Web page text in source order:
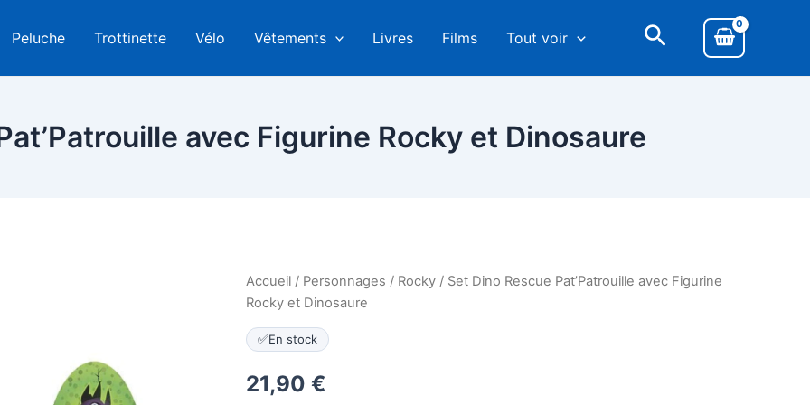
Peluche Trottinette Vélo Vêtements Livres Films Tout voir
avec Figurine Rocky et Dinosaure
Accueil / Personnages / Rocky / Set Dino Rescue Pat’Patrouille avec Figurine
Rocky et Dinosaure
✅En stock
21,90 €